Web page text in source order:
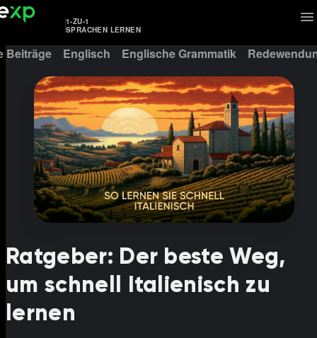
1-ZU-1
SPRACHEN LERNEN
Beiträge Englisch Englische Grammatik
Ratgeber: Der beste Weg,
um schnell Italienisch zu
lernen